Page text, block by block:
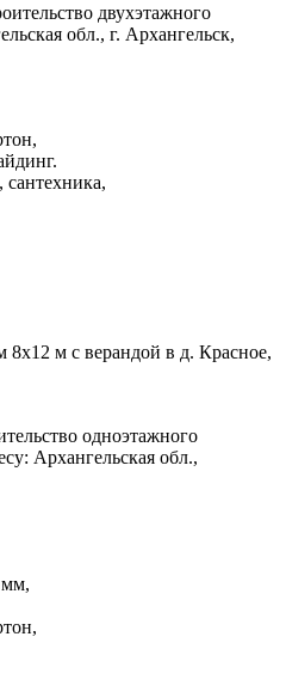
двухэтажного
обл., г. Архангельск,
м с верандой в д. Красное,
одноэтажного
Архангельская обл.,
мм,